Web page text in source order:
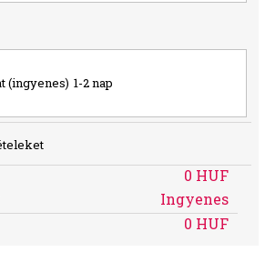
(ingyenes) 1-2 nap
0 HUF
Ingyenes
0 HUF